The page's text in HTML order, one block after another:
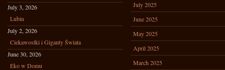
July 3, 2026
Lubin
July 2, 2026
Ciekawostki i Giganty Świata
June 30, 2026
Eko w Domu
July 2025
June 2025
May 2025
April 2025
March 2025